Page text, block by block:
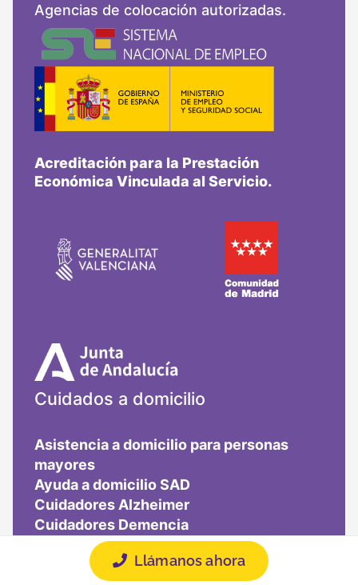
Agencias de colocación autorizadas.
Acreditación para la Prestación
Económica Vinculada al Servicio.
Cuidados a domicilio
Asistencia a domicilio para personas
mayores
Ayuda a domicilio SAD
Cuidadores Alzheimer
Cuidadores Demencia
Cuidadores Discapacidad
Cuidadores ELALlámanos ahora